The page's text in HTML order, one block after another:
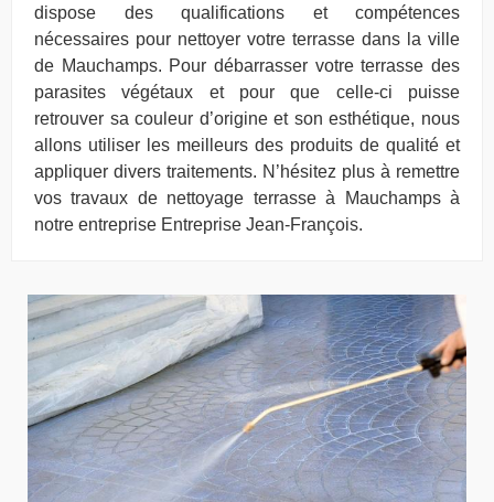
dispose des qualifications et compétences
nécessaires pour nettoyer votre terrasse dans la ville
de Mauchamps. Pour débarrasser votre terrasse des
parasites végétaux et pour que celle-ci puisse
retrouver sa couleur d’origine et son esthétique, nous
allons utiliser les meilleurs des produits de qualité et
appliquer divers traitements. N’hésitez plus à remettre
vos travaux de nettoyage terrasse à Mauchamps à
notre entreprise Entreprise Jean-François.